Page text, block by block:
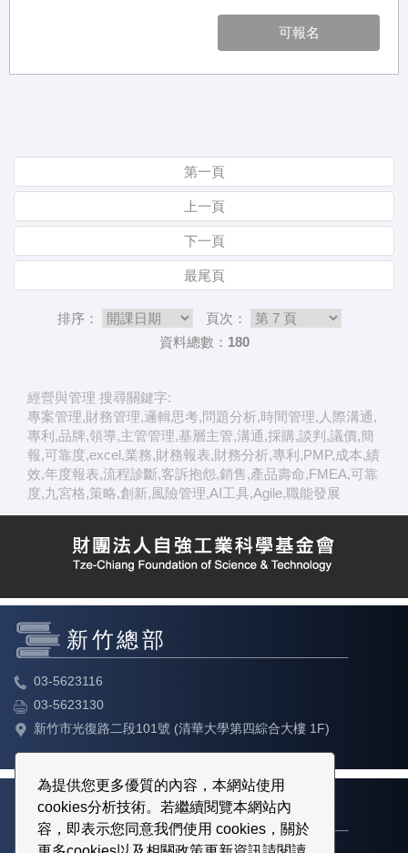
為提供您更多優質的內容，本網站使用
cookies分析技術。若繼續閱覽本網站內
容，即表示您同意我們使用 cookies，關於
可報名
第一頁
上一頁
下一頁
最尾頁
排序：
頁次：
資料總數：180
經營與管理 搜尋關鍵字:
專案管理,財務管理,邏輯思考,問題分析,時間管理,人際溝通,
專利,品牌,領導,主管管理,基層主管,溝通,採購,談判,議價,簡
報,可靠度,excel,業務,財務報表,財務分析,專利,PMP,成本,績
效,年度報表,流程診斷,客訴抱怨,銷售,產品壽命,FMEA,可靠
度,九宮格,策略,創新,風險管理,AI工具,Agile,職能發展
新竹總部
03-5623116
03-5623130
新竹市光復路二段101號 (清華大學第四綜合大樓 1F)
台北教育中心